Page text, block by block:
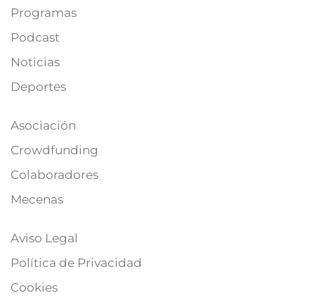
Programas
Podcast
Noticias
Deportes
Asociación
Crowdfunding
Colaboradores
Mecenas
Aviso Legal
Política de Privacidad
Cookies